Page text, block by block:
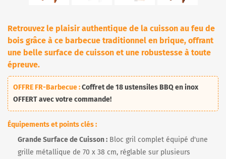
Retrouvez le plaisir authentique de la cuisson au feu de
bois grâce à ce barbecue traditionnel en brique, offrant
une belle surface de cuisson et une robustesse à toute
épreuve.
OFFRE FR-Barbecue :Coffret de18 ustensiles BBQ en inox
OFFERT avec votre commande!
Équipements et points clés :
Grande Surface de Cuisson : Bloc gril complet équipé d'une
grille métallique de 70 x 38 cm, réglable sur plusieurs